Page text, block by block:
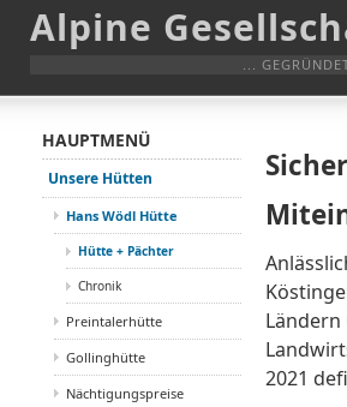
Alpine
...
Ländern
2021
HAUPTMENÜ
Unsere Hütten
Hans Wödl Hütte
Hütte + Pächter
Chronik
Preintalerhütte
Gollinghütte
Nächtigungspreise